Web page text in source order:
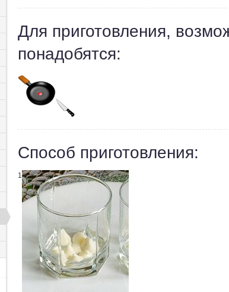
Для приготовления,
понадобятся:
Способ приготовления:
1